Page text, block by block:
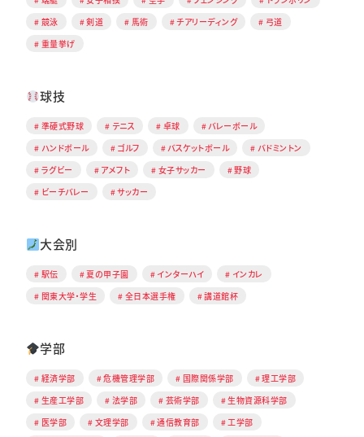
競泳
剣道 馬術 チアリーディング
弓道
重量挙げ
球技
準硬式野球 テニス 卓球
バレーボール
ハンドボール
ゴルフ バスケットボール
バドミントン
ラグビー
アメフト 女子サッカー
野球
ビーチバレー
サッカー
大会別
駅伝 夏の甲子園 インターハイ
インカレ
関東大学・学生
全日本選手権 講道館杯
学部
経済学部 危機管理学部 国際関係学部
理工学部
生産工学部
法学部 芸術学部
生物資源科学部
医学部
文理学部 通信教育部
工学部